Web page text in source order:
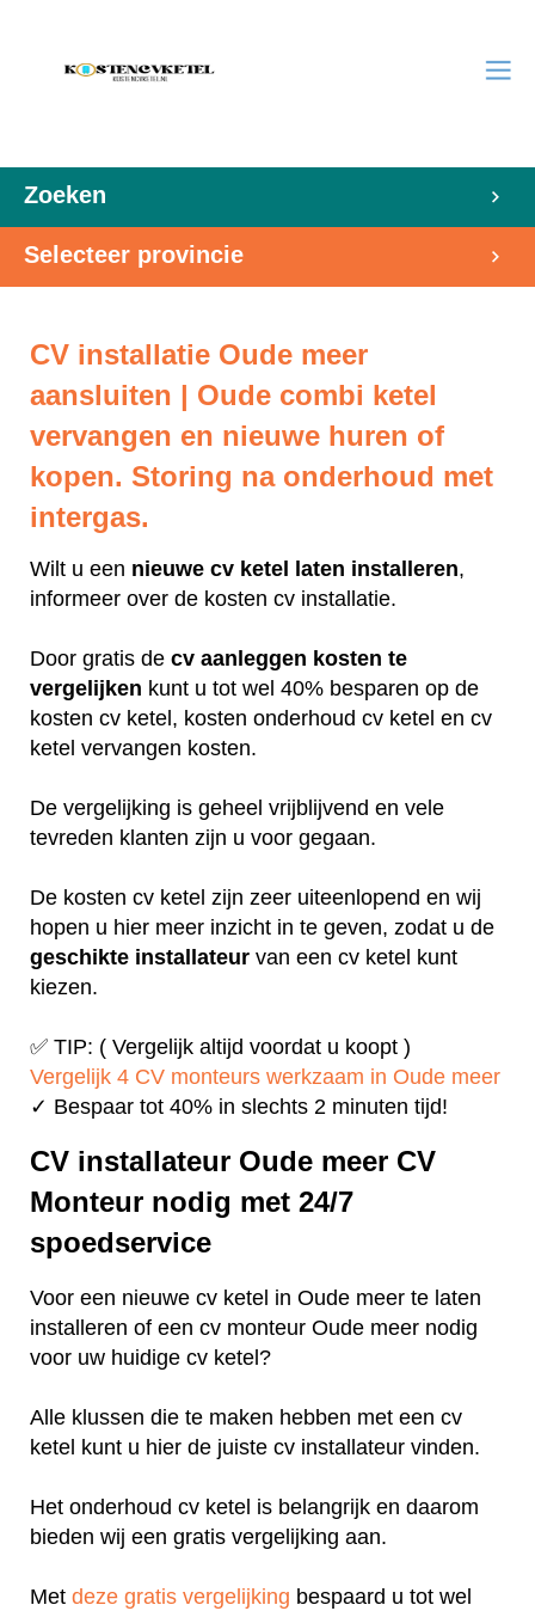
Zoeken
Selecteer provincie
CV installatie Oude meer
aansluiten | Oude combi ketel
vervangen en nieuwe huren of
kopen. Storing na onderhoud met
intergas.
Wilt u een nieuwe cv ketel laten installeren,
informeer over de kosten cv installatie.
Door gratis de cv aanleggen kosten te
vergelijken kunt u tot wel 40% besparen op de
kosten cv ketel, kosten onderhoud cv ketel en cv
ketel vervangen kosten.
De vergelijking is geheel vrijblijvend en vele
tevreden klanten zijn u voor gegaan.
De kosten cv ketel zijn zeer uiteenlopend en wij
hopen u hier meer inzicht in te geven, zodat u de
geschikte installateur van een cv ketel kunt
kiezen.
✅ TIP: ( Vergelijk altijd voordat u koopt )
Vergelijk 4 CV monteurs werkzaam in Oude meer
✓ Bespaar tot 40% in slechts 2 minuten tijd!
CV installateur Oude meer CV
Monteur nodig met 24/7
spoedservice
Voor een nieuwe cv ketel in Oude meer te laten
installeren of een cv monteur Oude meer nodig
voor uw huidige cv ketel?
Alle klussen die te maken hebben met een cv
ketel kunt u hier de juiste cv installateur vinden.
Het onderhoud cv ketel is belangrijk en daarom
bieden wij een gratis vergelijking aan.
Met deze gratis vergelijking bespaard u tot wel